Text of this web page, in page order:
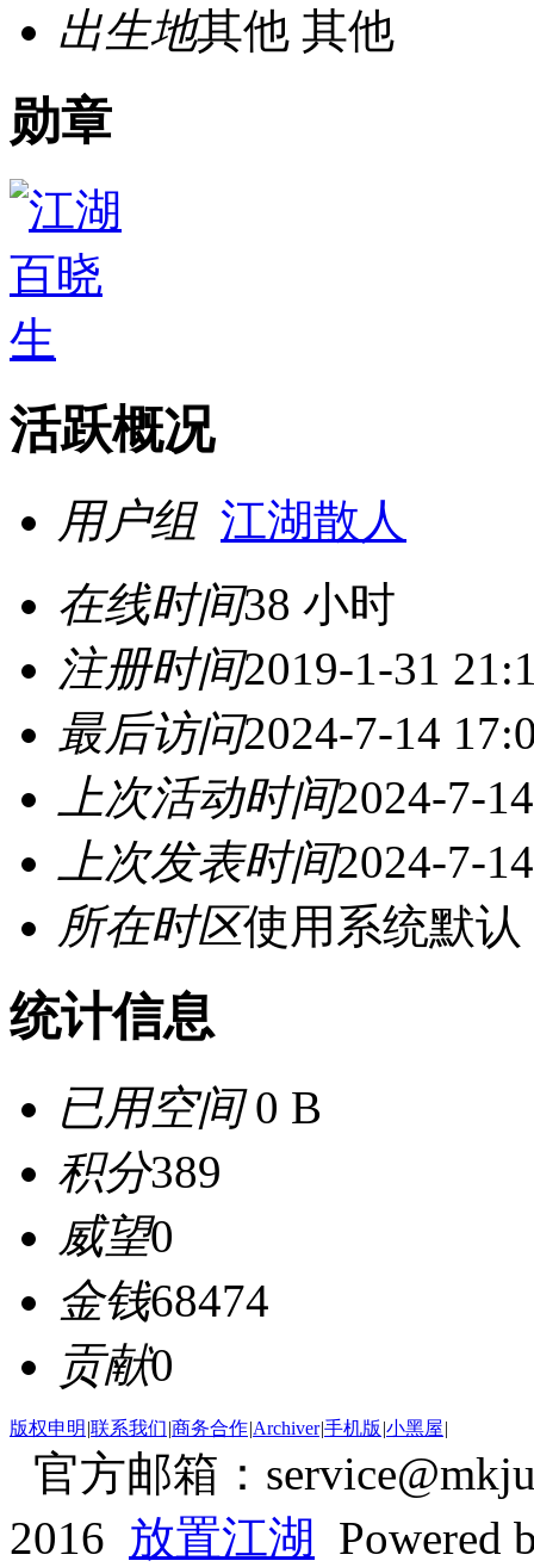
出生地其他 其他
勋章
活跃概况
用户组 江湖散人
在线时间38 小时
注册时间2019-1-31
最后访问2024-7-14
上次活动时间2024-7-
上次发表时间2024-7-
所在时区使用系统默认
统计信息
已用空间0 B
积分389
威望0
金钱68474
贡献0
版权申明 |联系我们|商务合作|Archiver|手机版 |小黑屋|
官方邮箱：
2016 放置江湖 Powered